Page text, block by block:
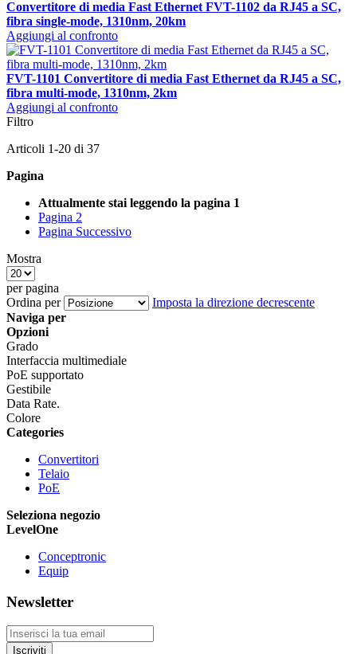
Convertitore di media Fast Ethernet FVT-1102 da RJ45 a SC,
fibra single-mode, 1310nm, 20km
Aggiungi al confronto
FVT-1101 Convertitore di media Fast Ethernet da RJ45 a SC,
fibra multi-mode, 1310nm, 2km
Aggiungi al confronto
Filtro
Articoli 1-20 di 37
Pagina
Attualmente stai leggendo la pagina 1
Pagina 2
Pagina Successivo
Mostra
per pagina
Ordina per
Imposta la direzione decrescente
Naviga per
Opzioni
Grado
Interfaccia multimediale
PoE supportato
Gestibile
Data Rate.
Colore
Categories
Convertitori
Telaio
PoE
Seleziona negozio
LevelOne
Conceptronic
Equip
Newsletter
Iscriviti